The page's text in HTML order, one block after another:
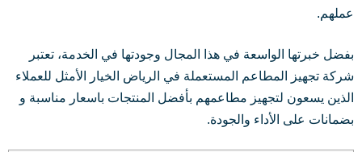
عملهم.
بفضل خبرتها الواسعة في هذا المجال وجودتها في الخدمة، تعتبر
شركة تجهيز المطاعم المستعملة في الرياض الخيار الأمثل للعملاء
الذين يسعون لتجهيز مطاعمهم بأفضل المنتجات باسعار مناسبة و
بضمانات على الأداء والجودة.